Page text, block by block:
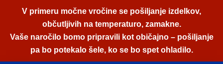
na
vsebino
V primeru močne vročine se pošiljanje izdelkov,
občutljivih na temperaturo, zamakne.
Vaše naročilo bomo pripravili kot običajno – pošiljanje
pa bo potekalo šele, ko se bo spet ohladilo.